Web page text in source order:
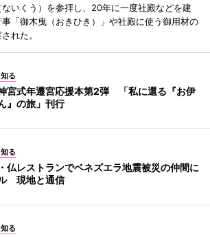
いくう）を参拝し、20年に一度社殿などを建
「御木曳（おきひき）」や社殿に使う御用材の
れた。
る
宮式年遷宮応援本第2弾 「私に還る『お伊
』の旅」刊行
る
仏レストランでベネズエラ地震被災の仲間に
現地と通信
る